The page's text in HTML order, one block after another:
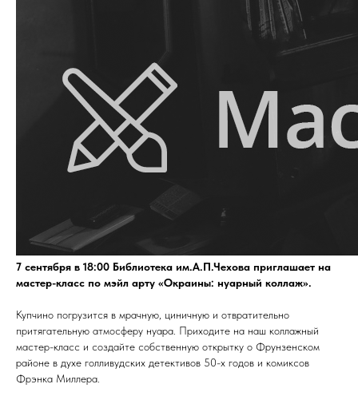
7 сентября в 18:00 Библиотека им.А.П.Чехова приглашает на
мастер-класс по мэйл арту «Окраины: нуарный коллаж».
Купчино погрузится в мрачную, циничную и отвратительно
притягательную атмосферу нуара. Приходите на наш коллажный
мастер-класс и создайте собственную открытку о Фрунзенском
районе в духе голливудских детективов 50-х годов и комиксов
Фрэнка Миллера.